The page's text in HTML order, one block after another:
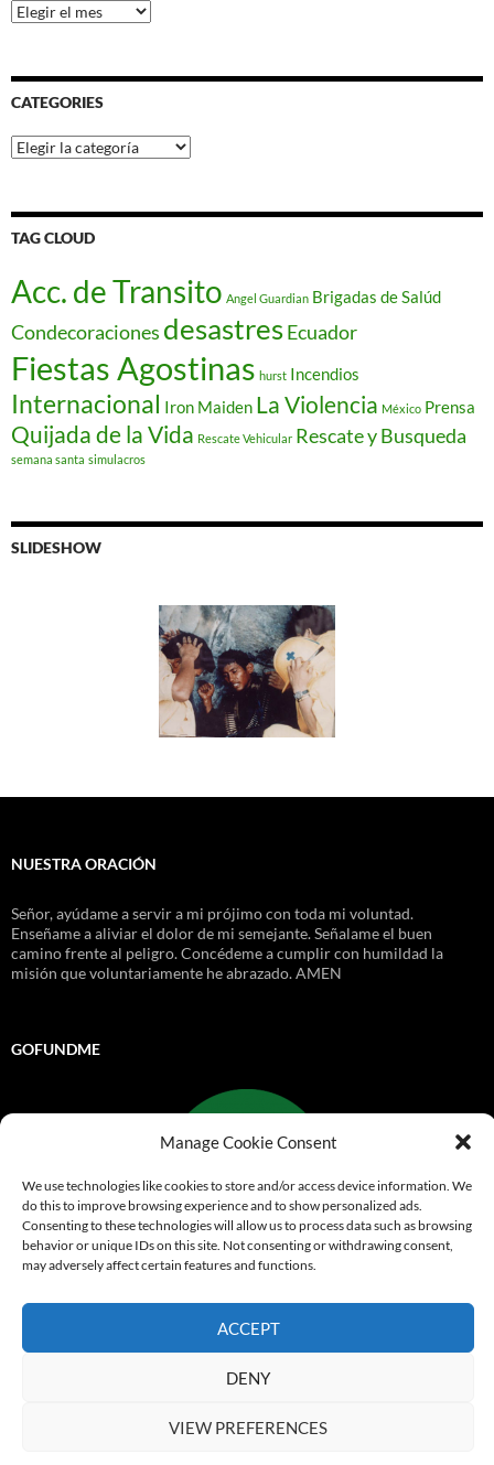
Manage Cookie Consent
We use technologies like cookies to store and/or access device information. We
do this to improve browsing experience and to show personalized ads.
Consenting to these technologies will allow us to process data such as browsing
behavior or unique IDs on this site. Not consenting or withdrawing consent,
may adversely affect certain features and functions.
ACCEPT
DENY
VIEW PREFERENCES
Archives
CATEGORIES
Categories
TAG CLOUD
Acc. de Transito Angel Guardian Brigadas de Salúd
Condecoraciones desastresEcuador
Fiestas Agostinas hurst Incendios
Internacional Iron Maiden La Violencia México Prensa
Quijada de la Vida Rescate Vehicular Rescate y Busqueda
semana santa simulacros
SLIDESHOW
NUESTRA ORACIÓN
Señor, ayúdame a servir a mi prójimo con toda mi voluntad.
Enseñame a aliviar el dolor de mi semejante. Señalame el buen
camino frente al peligro. Concédeme a cumplir con humildad la
misión que voluntariamente he abrazado. AMEN
GOFUNDME
Go Fund Me
Reservados/All Rights Reserved/Alle Rettigheter Reservert